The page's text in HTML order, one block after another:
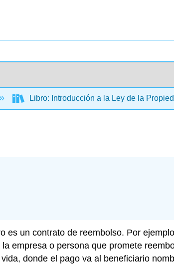
Libro: Introducción a la Ley de la
un contrato de reembolso. Por
empresa o persona que promete
donde el pago va al beneficiario